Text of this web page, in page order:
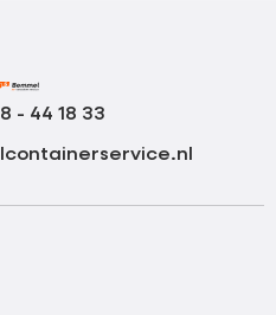
- 44 18 33